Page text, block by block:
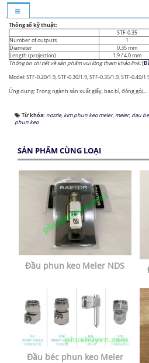
Thông số kỹ thuật:
STF-0.35
Number of outputs
1
Diameter
0.35 mm
Length (projection)
1.9 / 4.0 mm
Thông tin chi tiết về sản phẩm vui lòng tham khảo link:[
Model: STF-0.20/1.9, STF-0.30/1.9, STF-0.35/1.9, STF-0.40/
Ứng dụng: Trong ngành sản xuất giấy, bao bì, đóng gói,...
Từ khóa: nozzle, kim phun keo meler, meler, dau
phun keo
SẢN PHẨM CÙNG LOẠI
Đầu phun keo Meler NDS
Đầu béc phun keo Meler